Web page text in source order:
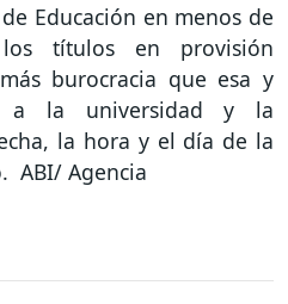
Educación en menos de
títulos en provisión
burocracia que esa y
a la universidad y la
la hora y el día de la
ABI/ Agencia